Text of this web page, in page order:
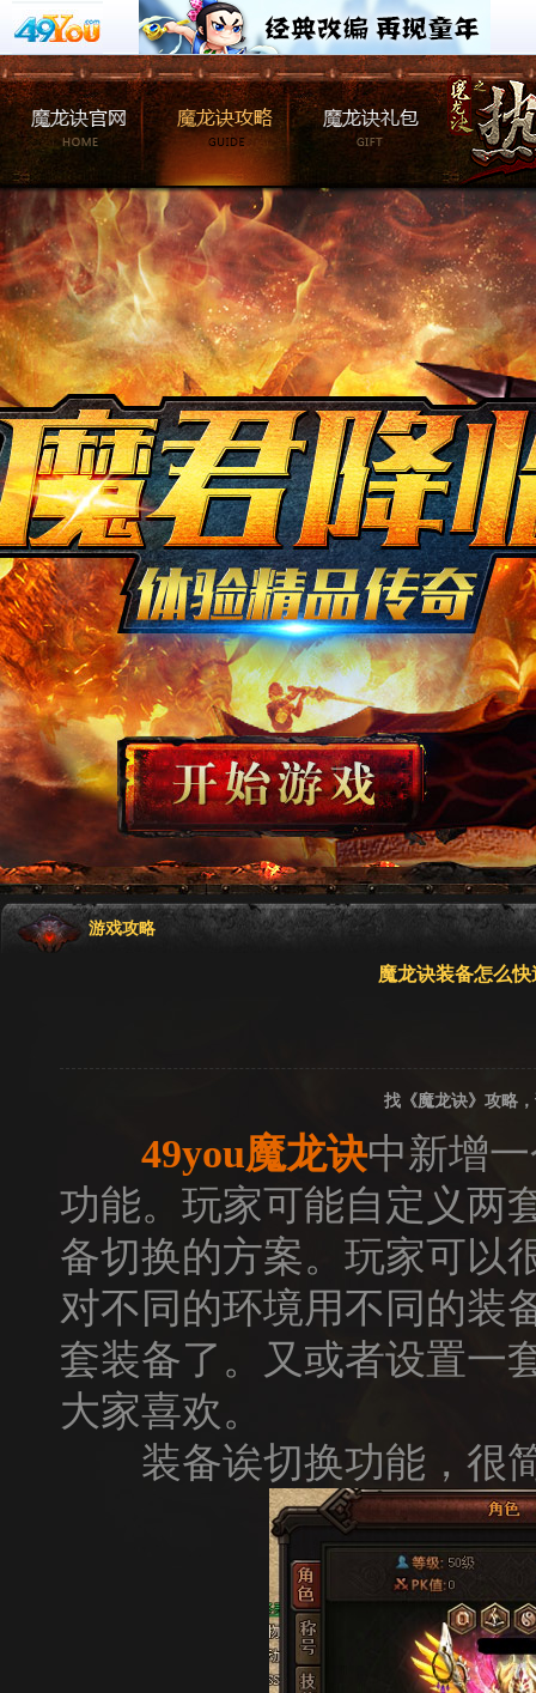
游戏攻略
魔龙诀装备怎么
找《魔龙诀》攻略
49you魔龙诀中新增
功能。玩家可能自定义两
备切换的方案。玩家可以
对不同的环境用不同的装
套装备了。又或者设置一
大家喜欢。
装备诶切换功能，很